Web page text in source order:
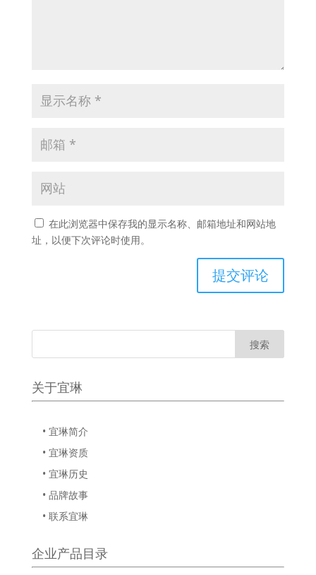
在此浏览器中保存我的显示名称、邮箱地址和网站地
址，以便下次评论时使用。
关于宜琳
• 宜琳简介
• 宜琳资质
• 宜琳历史
• 品牌故事
• 联系宜琳
企业产品目录